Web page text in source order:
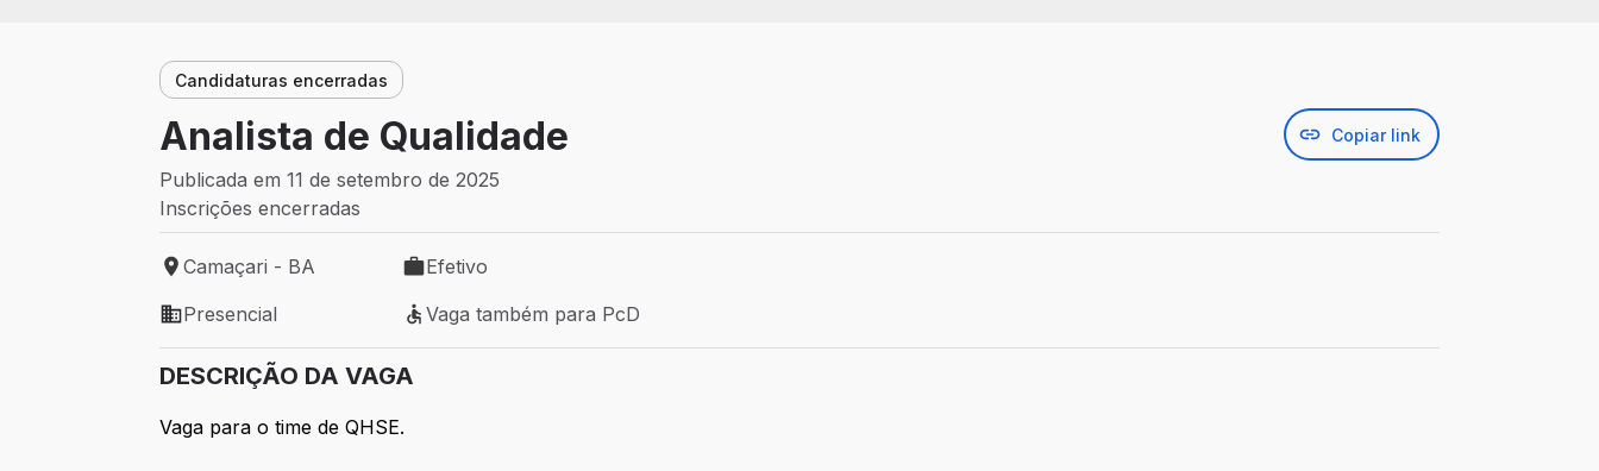
Candidaturas encerradas
Analista de Qualidade Copiar link
Publicada em 11 de setembro de 2025
Inscrições encerradas
Local de trabalho: Camaçari - BA
Camaçari - BA
Tipo de vaga: Efetivo
Efetivo
Modelo de trabalho: Presencial
Presencial
Vaga também para PcD
Vaga também para PcD
DESCRIÇÃO DA VAGA
Vaga para o time de QHSE.